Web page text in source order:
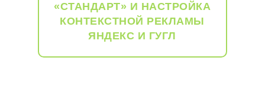
«СТАНДАРТ» И НАСТРОЙКА
КОНТЕКСТНОЙ РЕКЛАМЫ
ЯНДЕКС И ГУГЛ